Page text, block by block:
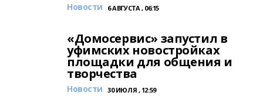
Новости 6 АВГУСТА , 06:15
«Домосервис» запустил в
уфимских новостройках
площадки для общения и
творчества
Новости 30 ИЮЛЯ , 12:59